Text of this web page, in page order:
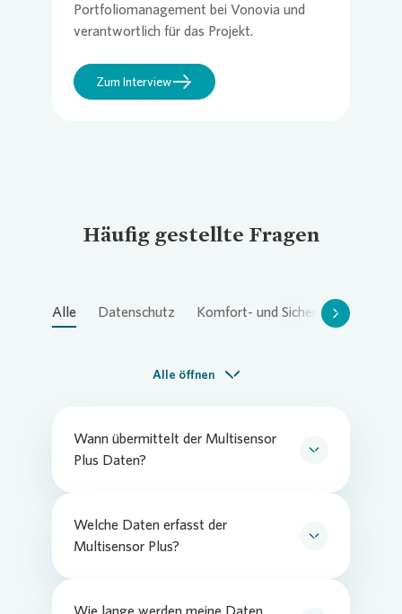
Portfoliomanagement bei Vonovia und
verantwortlich für das Projekt.
Zum Interview
Häufig gestellte Fragen
Alle Datenschutz Komfort- und
Alle öffnen
Wann übermittelt der Multisensor
Plus Daten?
Speicherung und Übertragung der
Raumklimadaten erfolgt. Nur wenn Sie uns
Welche Daten erfasst der
Multisensor Plus?